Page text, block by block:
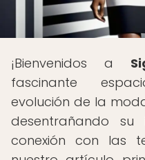
¡Bienvenidos a
fascinante
evolución de la
desentrañando
conexión con las